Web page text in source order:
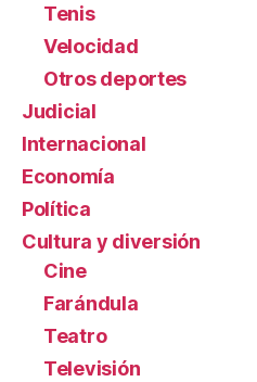
Tenis
Velocidad
Otros deportes
Judicial
Internacional
Economía
Política
Cultura y diversión
Cine
Farándula
Teatro
Televisión